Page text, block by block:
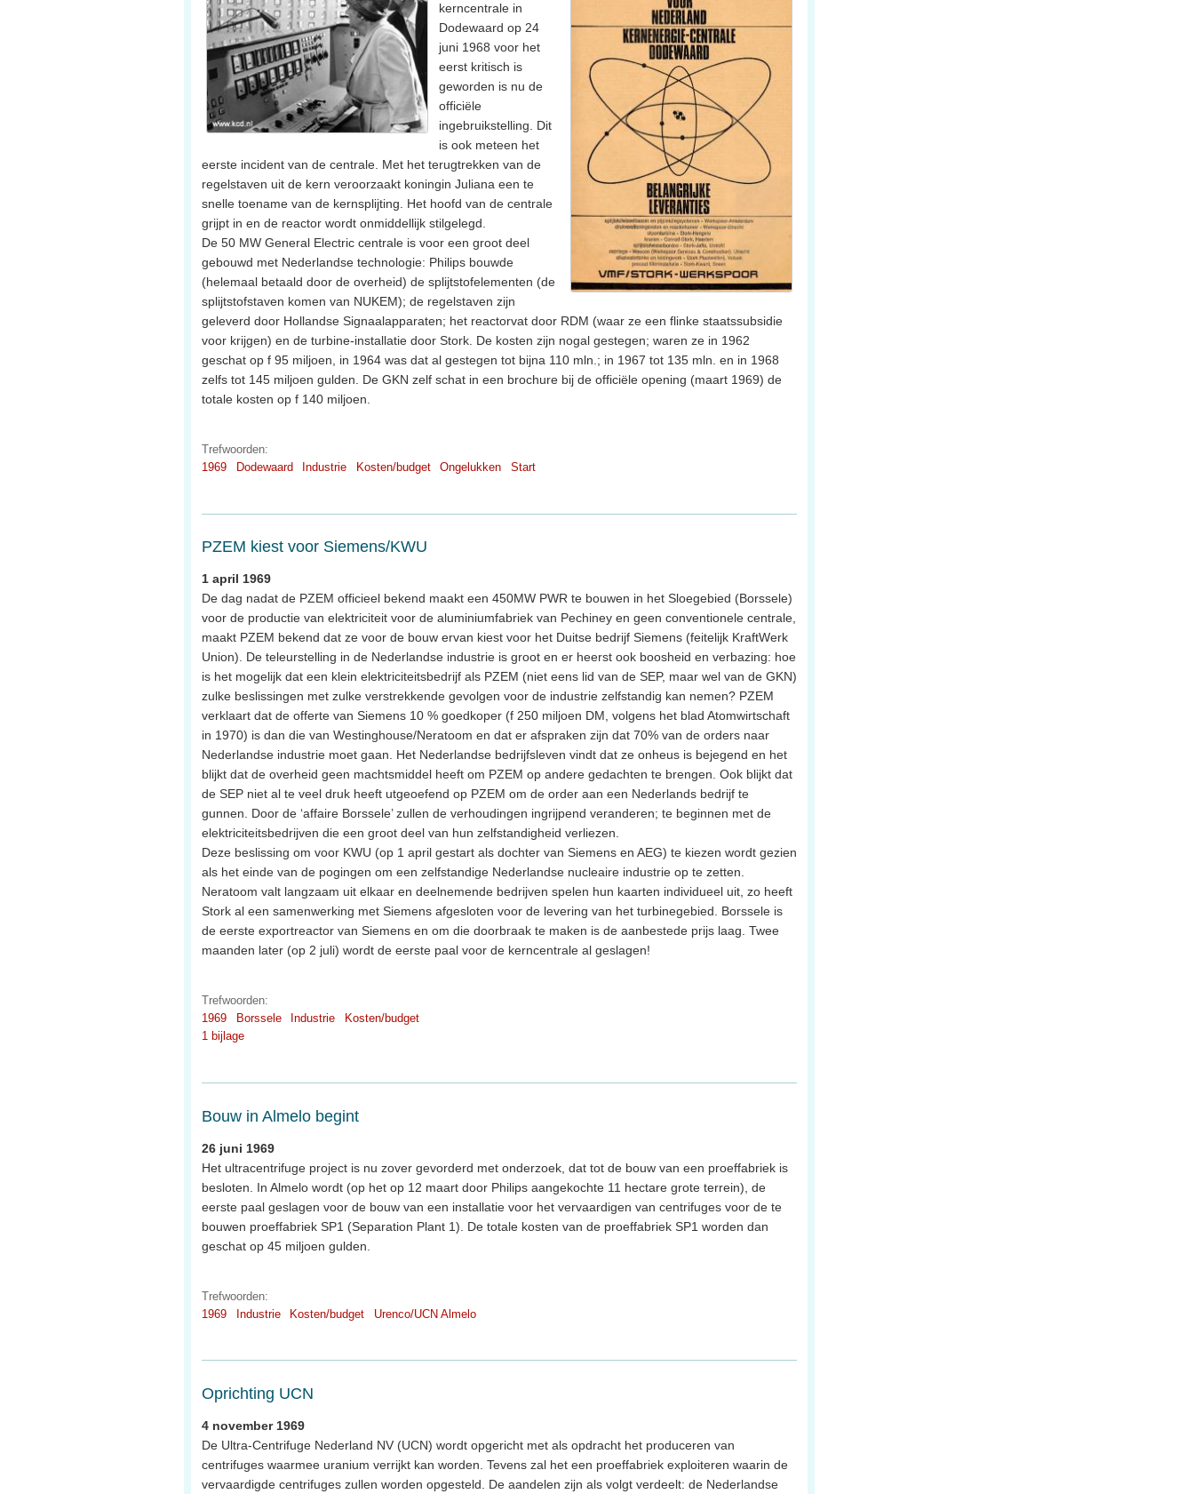
kerncentrale in
Dodewaard op 24
juni 1968 voor het
eerst kritisch is
geworden is nu de
officiële
ingebruikstelling. Dit
is ook meteen het
eerste incident van de centrale. Met het terugtrekken van de
regelstaven uit de kern veroorzaakt koningin Juliana een te
snelle toename van de kernsplijting. Het hoofd van de centrale
grijpt in en de reactor wordt onmiddellijk stilgelegd.
De 50 MW General Electric centrale is voor een groot deel
gebouwd met Nederlandse technologie: Philips bouwde
(helemaal betaald door de overheid) de splijtstofelementen (de
splijtstofstaven komen van NUKEM); de regelstaven zijn
geleverd door Hollandse Signaalapparaten; het reactorvat door RDM (waar ze een flinke staatssubsidie
voor krijgen) en de turbine-installatie door Stork. De kosten zijn nogal gestegen; waren ze in 1962
geschat op f 95 miljoen, in 1964 was dat al gestegen tot bijna 110 mln.; in 1967 tot 135 mln. en in 1968
zelfs tot 145 miljoen gulden. De GKN zelf schat in een brochure bij de officiële opening (maart 1969) de
totale kosten op f 140 miljoen.
Trefwoorden:
1969
Dodewaard Industrie Kosten/budget Ongelukken Start
PZEM kiest voor Siemens/KWU
1 april 1969
De dag nadat de PZEM officieel bekend maakt een 450MW PWR te bouwen in het Sloegebied (Borssele)
voor de productie van elektriciteit voor de aluminiumfabriek van Pechiney en geen conventionele centrale,
maakt PZEM bekend dat ze voor de bouw ervan kiest voor het Duitse bedrijf Siemens (feitelijk KraftWerk
Union). De teleurstelling in de Nederlandse industrie is groot en er heerst ook boosheid en verbazing: hoe
is het mogelijk dat een klein elektriciteitsbedrijf als PZEM (niet eens lid van de SEP, maar wel van de GKN)
zulke beslissingen met zulke verstrekkende gevolgen voor de industrie zelfstandig kan nemen? PZEM
verklaart dat de offerte van Siemens 10 % goedkoper (f 250 miljoen DM, volgens het blad Atomwirtschaft
in 1970) is dan die van Westinghouse/Neratoom en dat er afspraken zijn dat 70% van de orders naar
Nederlandse industrie moet gaan. Het Nederlandse bedrijfsleven vindt dat ze onheus is bejegend en het
blijkt dat de overheid geen machtsmiddel heeft om PZEM op andere gedachten te brengen. Ook blijkt dat
de SEP niet al te veel druk heeft utgeoefend op PZEM om de order aan een Nederlands bedrijf te
gunnen. Door de ‘affaire Borssele’ zullen de verhoudingen ingrijpend veranderen; te beginnen met de
elektriciteitsbedrijven die een groot deel van hun zelfstandigheid verliezen.
Deze beslissing om voor KWU (op 1 april gestart als dochter van Siemens en AEG) te kiezen wordt gezien
als het einde van de pogingen om een zelfstandige Nederlandse nucleaire industrie op te zetten.
Neratoom valt langzaam uit elkaar en deelnemende bedrijven spelen hun kaarten individueel uit, zo heeft
Stork al een samenwerking met Siemens afgesloten voor de levering van het turbinegebied. Borssele is
de eerste exportreactor van Siemens en om die doorbraak te maken is de aanbestede prijs laag. Twee
maanden later (op 2 juli) wordt de eerste paal voor de kerncentrale al geslagen!
Trefwoorden:
1969
Borssele Industrie
Kosten/budget
1 bijlage
Bouw in Almelo begint
26 juni 1969
Het ultracentrifuge project is nu zover gevorderd met onderzoek, dat tot de bouw van een proeffabriek is
besloten. In Almelo wordt (op het op 12 maart door Philips aangekochte 11 hectare grote terrein), de
eerste paal geslagen voor de bouw van een installatie voor het vervaardigen van centrifuges voor de te
bouwen proeffabriek SP1 (Separation Plant 1). De totale kosten van de proeffabriek SP1 worden dan
geschat op 45 miljoen gulden.
Trefwoorden:
1969
Industrie Kosten/budget Urenco/UCN Almelo
Oprichting UCN
4 november 1969
De Ultra-Centrifuge Nederland NV (UCN) wordt opgericht met als opdracht het produceren van
centrifuges waarmee uranium verrijkt kan worden. Tevens zal het een proeffabriek exploiteren waarin de
vervaardigde centrifuges zullen worden opgesteld. De aandelen zijn als volgt verdeelt: de Nederlandse